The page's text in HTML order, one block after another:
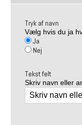
Tryk af navn
Vælg hvis du ja
Ja
Nej
Tekst felt
Skriv navn eller